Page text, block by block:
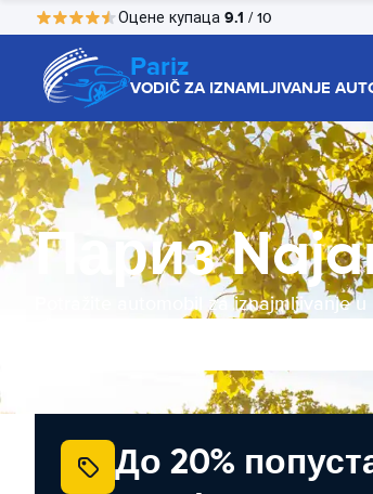
Оцене купаца 9.1 / 10
Pariz
VODIČ ZA IZNAMLJIVANJE
Париз
Potražite automobil za iznajmljivanje
До 20%